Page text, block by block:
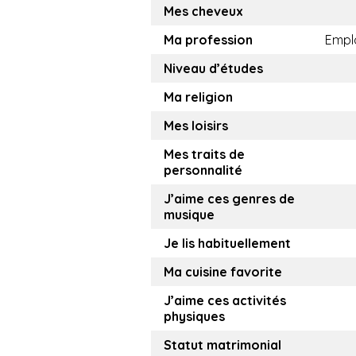
Mes cheveux
Ma profession
Niveau d’études
Ma religion
Mes loisirs
Mes traits de
personnalité
J’aime ces genres de
musique
Je lis habituellement
Ma cuisine favorite
J’aime ces activités
physiques
Statut matrimonial